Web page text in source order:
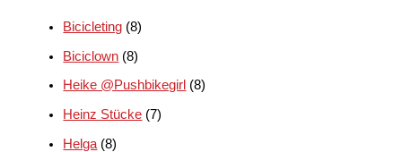
Bicicleting (8)
Biciclown (8)
Heike @Pushbikegirl (8)
Heinz Stücke (7)
Helga (8)